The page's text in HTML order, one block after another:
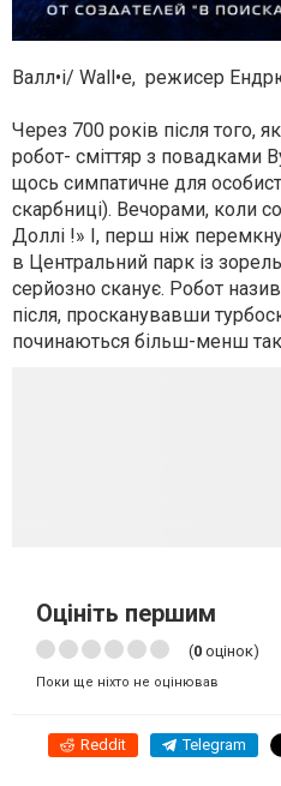
Валл•і/ Wall•e, режисер
Через 700 років після того,
робот- сміттяр з повадками
щось симпатичне для
скарбниці). Вечорами, коли
Доллі !» І, перш ніж
в Центральний парк із
серйозно сканує. Робот
після, просканувавши
починаються більш-менш
Оцініть першим
(0 оцінок)
Поки ще ніхто не оцінював
Reddit Telegram